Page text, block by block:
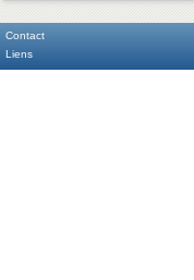
Contact
Liens